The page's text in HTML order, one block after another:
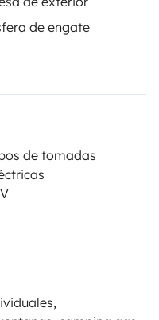
de engate
de tomadas
Disponível na
Google Play
Cookies